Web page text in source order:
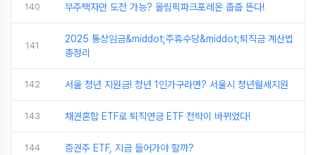
140 무주택자만 도전 가능? 올림픽파크포레온 줍줍 뜬다!
141
2025 통상임금&middot;주휴수당&middot;퇴직금 계산법
총정리
142 서울 청년 지원금! 청년 1인가구라면? 서울시 청년월세지원
143 채권혼합 ETF로 퇴직연금 ETF 전략이 바뀌었다!
144 증권주 ETF, 지금 들어가야 할까?